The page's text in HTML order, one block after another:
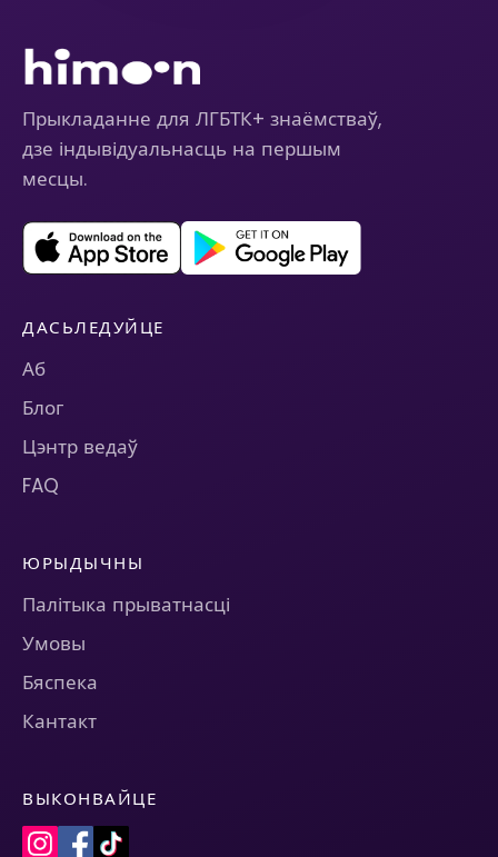
Прыкладанне для ЛГБТК+ знаёмстваў,
дзе індывідуальнасць на першым
месцы.
ДАСЬЛЕДУЙЦЕ
Аб
Блог
Цэнтр ведаў
FAQ
ЮРЫДЫЧНЫ
Палітыка прыватнасці
Умовы
Бяспека
Кантакт
ВЫКОНВАЙЦЕ